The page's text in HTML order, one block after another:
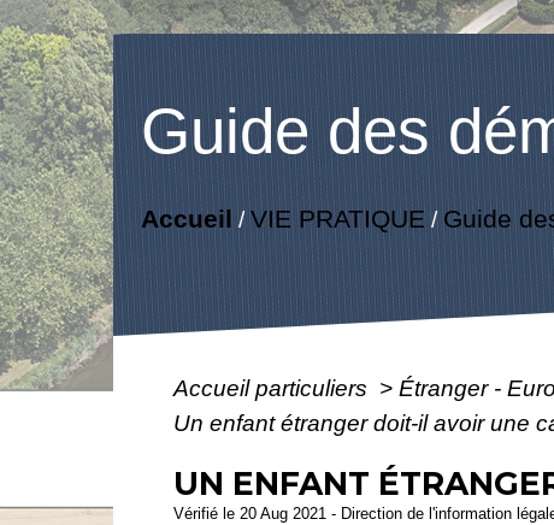
Guide des
Accueil /VIE PRATIQUE/ Guide
Accueil particuliers > Étranger -
Un enfant étranger doit-il avoir une
UN ENFANT
Vérifié le 20 Aug 2021 - Direction de l'information